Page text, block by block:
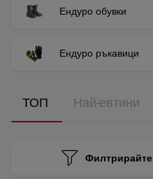
Ендуро обувки
Ендуро ръкавици
ТОП Най-евтини
Филтрирайте